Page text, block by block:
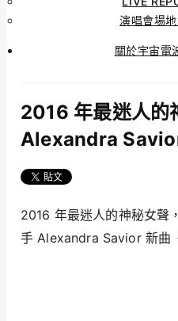
演唱會場
關於宇宙電
2016 年最迷人的
Alexandra
2016 年最迷人的神秘女聲
手 Alexandra Savior 新曲